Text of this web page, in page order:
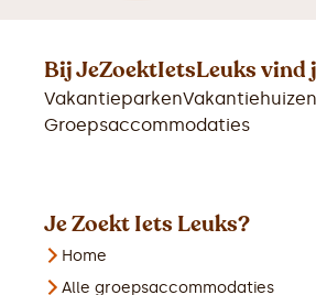
Bij JeZoektIetsLeuks vind
VakantieparkenVakantiehuizen
Groepsaccommodaties
Je Zoekt Iets Leuks?
Home
Alle groepsaccommodaties